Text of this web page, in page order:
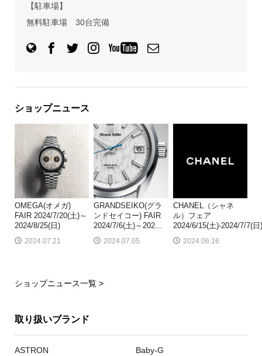
【駐車場】
無料駐車場 30台完備
ショップニュース
OMEGA(オメガ)
FAIR 2024/7/20(土)～
2024/8/25(日)
2024.07.21
GRANDSEIKO(グラ
ンドセイコー) FAIR
2024/7/6(土)～202…
2024.07.05
CHANEL（シャネ
ル）フェア
2024/6/15(土)-2024/7/7(日)
2024.06.16
ショップニュース一覧 >
取り扱いブランド
ASTRON Baby-G